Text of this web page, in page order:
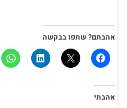
אהבתם? שתפו בבקשה
אהבתי